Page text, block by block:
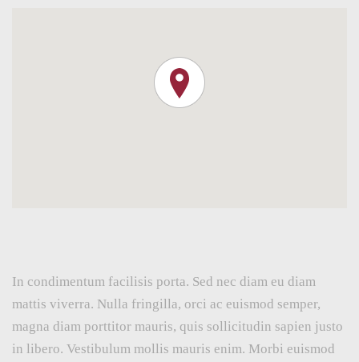
In condimentum facilisis porta. Sed nec diam eu diam
mattis viverra. Nulla fringilla, orci ac euismod semper,
magna diam porttitor mauris, quis sollicitudin sapien justo
in libero. Vestibulum mollis mauris enim. Morbi euismod